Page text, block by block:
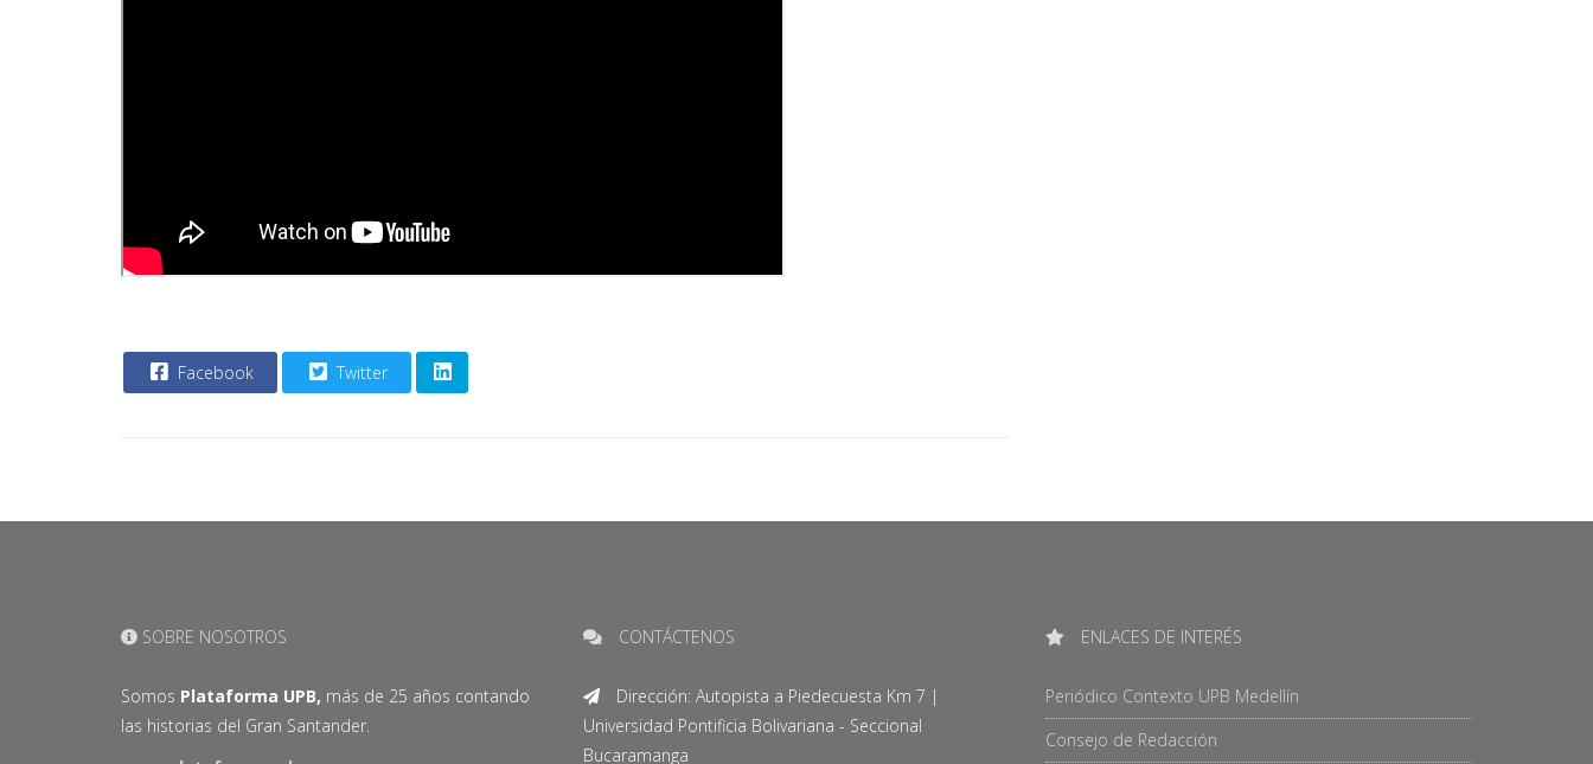
Facebook Twitter
SOBRE NOSOTROS
Somos Plataforma UPB, más de 25 años contando
las historias del Gran Santander.
CONTÁCTENOS
Dirección: Autopista a Piedecuesta Km 7 |
Universidad Pontificia Bolivariana - Seccional
Bucaramanga
ENLACES DE INTERÉS
Periódico Contexto UPB Medellín
Consejo de Redacción